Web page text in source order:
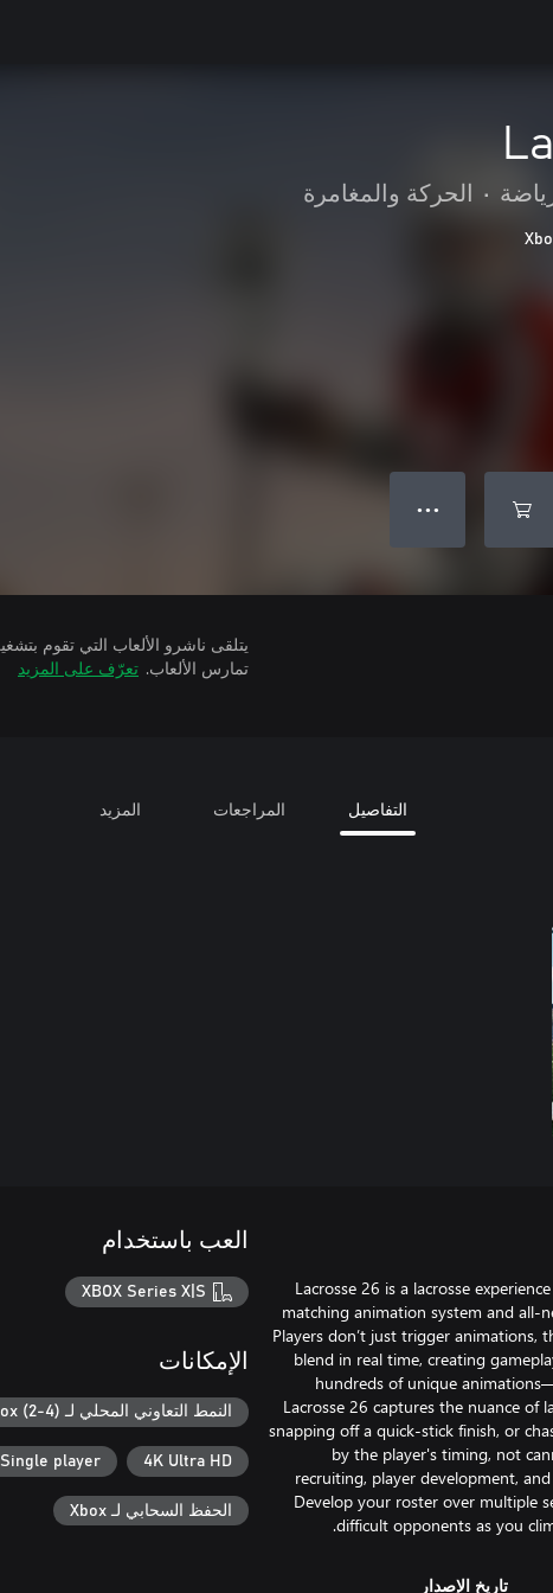
• الحركة والمغامرة
● ● ●
تمارس الألعاب. تعرّف على المزيد
التفاصيل المراجعات المزيد
Lacrosse 26 is a lacrosse
matching animation system and all-
Players don’t just trigger animations,
blend in real time, creating
hundreds of unique
Lacrosse 26 captures the nuance of
snapping off a quick-stick finish, or
by the player's timing, not
recruiting, player development,
Develop your roster over multiple
difficult opponents as you
تاريخ الإصدار
العب باستخدام
XBOX Series X|S
الإمكانات
النمط التعاوني المحلي لـ Xbox (2-4)
4K Ultra HD
Single player
الحفظ السحابي لـ Xbox